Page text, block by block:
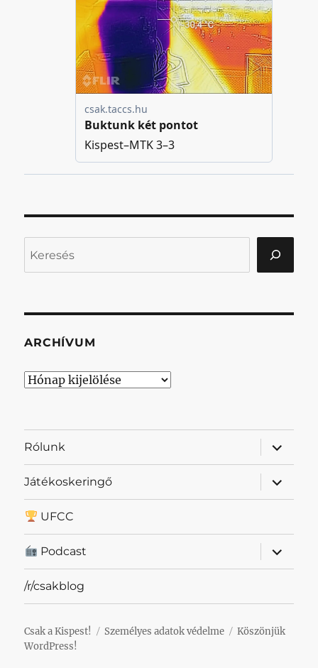
ARCHÍVUM
Archívum
Rólunk
almenü
Játékoskeringő
almenü
UFCC
Podcast
almenü
/r/csakblog
Csak a Kispest! Személyes adatok védelme
Köszönjük
WordPress!